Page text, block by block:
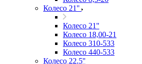
Колесо 21''
Колесо 21''
Колесо 18,00-21
Колесо 310-533
Колесо 440-533
Колесо 22.5''